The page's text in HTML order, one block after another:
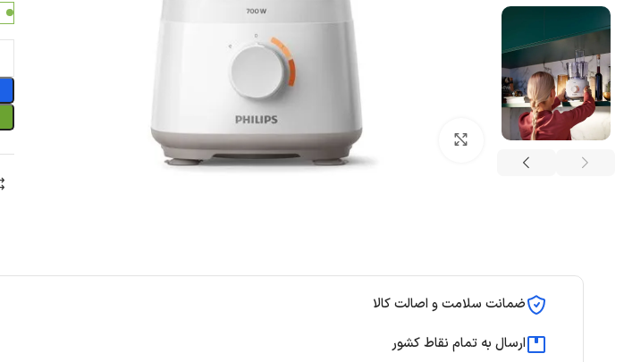
بزرگنمایی تصویر
ضمانت سلامت و اصالت کالا
ارسال به تمام نقاط کشور